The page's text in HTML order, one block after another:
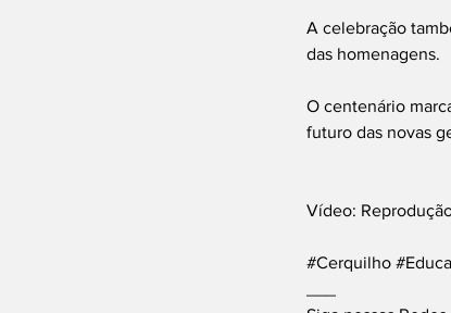
A celebração
das homenagens.
O centenário
futuro das novas
Vídeo:
#Cerquilho